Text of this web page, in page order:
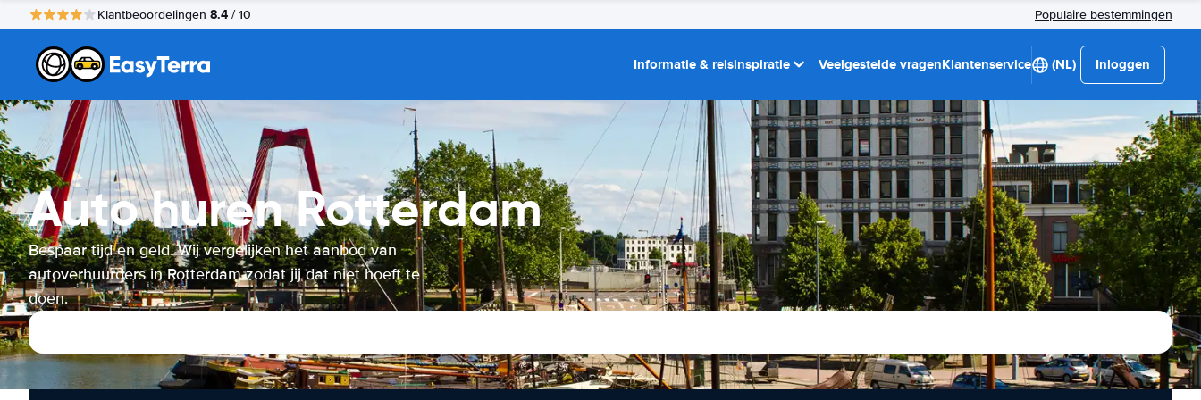
Klantbeoordelingen 8.4 / 10 Populaire bestemmingen
Informatie & reisinspiratie Veelgestelde vragenKlantenservice (NL) Inloggen
Auto huren Rotterdam
Bespaar tijd en geld. Wij vergelijken het aanbod van
autoverhuurders in Rotterdam zodat jij dat niet hoeft te
doen.